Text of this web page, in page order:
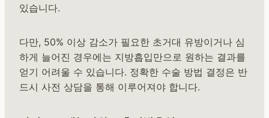
있습니다.
다만, 50% 이상 감소가 필요한 초거대 유방이거나 심
하게 늘어진 경우에는 지방흡입만으로 원하는 결과를
얻기 어려울 수 있습니다. 정확한 수술 방법 결정은 반
드시 사전 상담을 통해 이루어져야 합니다.